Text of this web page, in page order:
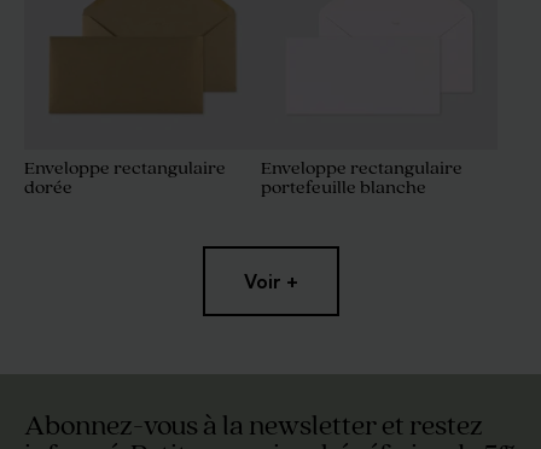
Enveloppe rectangulaire
dorée
Enveloppe rectangulaire
portefeuille blanche
Voir +
Abonnez-vous à la newsletter et restez